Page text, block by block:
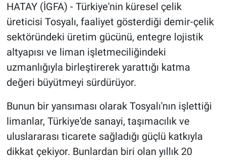
HATAY (İGFA) - Türkiye'nin küresel çelik
üreticisi Tosyalı, faaliyet gösterdiği demir-çelik
sektöründeki üretim gücünü, entegre lojistik
altyapısı ve liman işletmeciliğindeki
uzmanlığıyla birleştirerek yarattığı katma
değeri büyütmeyi sürdürüyor.
Bunun bir yansıması olarak Tosyalı'nın işlettiği
limanlar, Türkiye'de sanayi, taşımacılık ve
uluslararası ticarete sağladığı güçlü katkıyla
dikkat çekiyor. Bunlardan biri olan yıllık 20